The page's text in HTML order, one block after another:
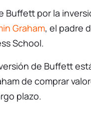
Buffett por la
Graham, el padre
School.
de Buffett
de comprar
plazo.